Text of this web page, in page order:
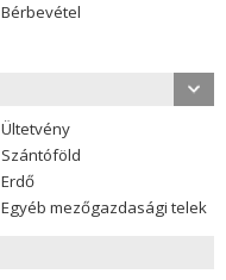
Bérbevétel
Ültetvény
Szántóföld
Erdő
Egyéb mezőgazdasági telek